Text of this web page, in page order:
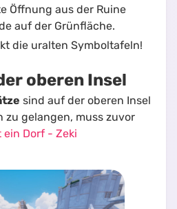
Öffnung aus der Ruine
auf der Grünfläche.
die uralten Symboltafeln!
oberen Insel
sind auf der oberen Insel
zu gelangen, muss zuvor
ein Dorf - Zeki